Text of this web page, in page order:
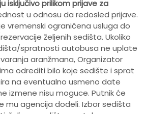
isključivo prilikom prijave za
u odnosu da redosled prijave.
vremenski ograničena usluga do
željenih sedišta. Ukoliko
spratnosti autobusa ne uplate
aranžmana, Organizator
odrediti bilo koje sedište i sprat
na eventualno usmeno date
izmene nisu moguce. Putnik će
mu agencija dodeli. Izbor sedišta